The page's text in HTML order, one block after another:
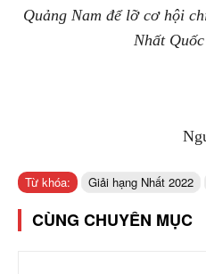
Quảng Nam để lỡ cơ hội
Nhất
Từ khóa: Giải hạng Nhất 2022
CÙNG CHUYÊN MỤC